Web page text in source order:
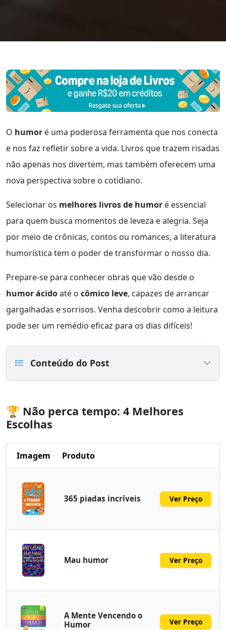
O humor é uma poderosa ferramenta que nos conecta
e nos faz refletir sobre a vida. Livros que trazem risadas
não apenas nos divertem, mas também oferecem uma
nova perspectiva sobre o cotidiano.
Selecionar os melhores livros de humor é essencial
para quem busca momentos de leveza e alegria. Seja
por meio de crônicas, contos ou romances, a literatura
humorística tem o poder de transformar o nosso dia.
Prepare-se para conhecer obras que vão desde o
humor ácidoaté o cômico leve, capazes de arrancar
gargalhadas e sorrisos. Venha descobrir como a leitura
pode ser um remédio eficaz para os dias difíceis!
Conteúdo do Post
🏆 Não perca tempo: 4 Melhores
Escolhas
Imagem Produto
365 piadas incríveis Ver Preço
Mau humor Ver Preço
A Mente Vencendo o
Humor
Ver Preço